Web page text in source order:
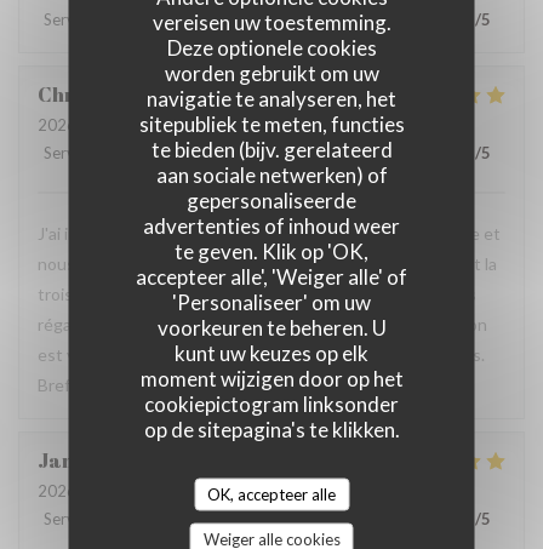
vereisen uw toestemming.
Deze optionele cookies
worden gebruikt om uw
navigatie te analyseren, het
sitepubliek te meten, functies
te bieden (bijv. gerelateerd
aan sociale netwerken) of
gepersonaliseerde
advertenties of inhoud weer
te geven. Klik op 'OK,
accepteer alle', 'Weiger alle' of
'Personaliseer' om uw
voorkeuren te beheren. U
kunt uw keuzes op elk
moment wijzigen door op het
cookiepictogram linksonder
op de sitepagina's te klikken.
OK, accepteer alle
Weiger alle cookies
Service
Atmosfeer:5 /5 Keuken: 5/5 Kwaliteit / Prijs /5
Christophe L
2026-07-17
- 12:15 - Gasten 6
Service
Atmosfeer:5/5 Keuken:5 /5 Kwaliteit / Prijs /5
J'ai invité quelques amis pour fêter mon départ à la retraite et
nous avons très bien mangé, tout le monde était ravi. C'est la
troisième fois que je déjeune ici et à chaque fois je me suis
régalé. De plus, le service est très aimable et chaleureux, on
est vraiment bien accueilli et soignés tout au long du repas.
Bref, on passe un très bon moment.
Janet
2026-07-07
- 19:00 - Gasten 2
Service
Atmosfeer:5/5 Keuken:5/5 Kwaliteit / Prijs /5